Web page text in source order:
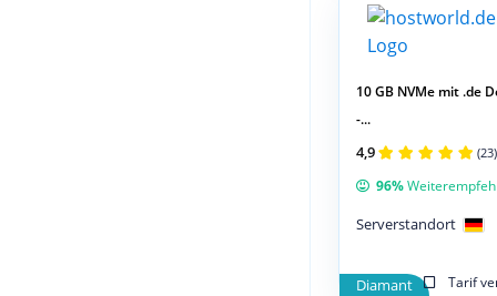
Diamant Tarif
10 GB NVMe mit .de
-...
4,9 (23)
96%
Serverstandort